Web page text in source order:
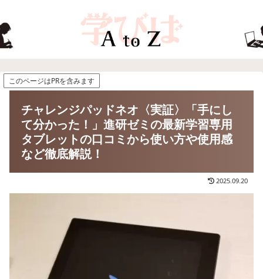
このページはPRを含みます
チャレンジパッドネオ〈実証〉「手にし
て分かった！」進研ゼミの最新学習専用
タブレットの口コミから使い方や使用感
など徹底解説！
2025.09.20